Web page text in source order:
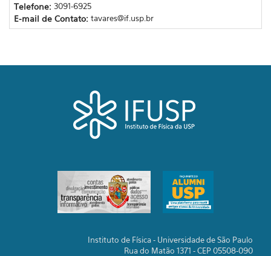
Telefone: 3091-6925
E-mail de Contato: tavares@if.usp.br
Instituto de Física - Universidade de São Paulo
Rua do Matão 1371 - CEP 05508-090